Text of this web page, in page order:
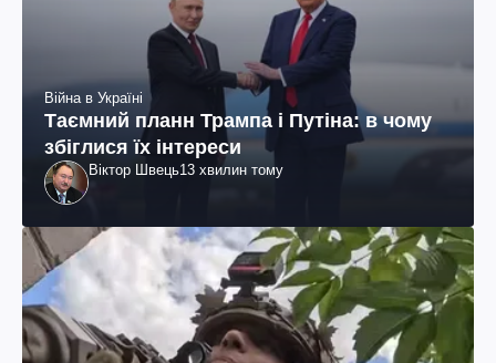
Війна в Україні
Таємний планн Трампа і Путіна: в чому
збіглися їх інтереси
Віктор Швець13 хвилин тому